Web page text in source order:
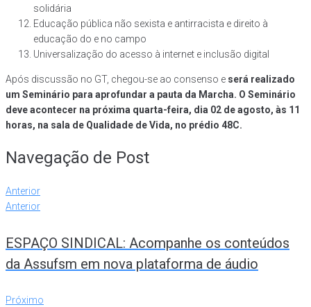
solidária
Educação pública não sexista e antirracista e direito à
educação do e no campo
Universalização do acesso à internet e inclusão digital
Após discussão no GT, chegou-se ao consenso e será realizado
um Seminário para aprofundar a pauta da Marcha. O Seminário
deve acontecer na próxima quarta-feira, dia 02 de agosto, às 11
horas, na sala de Qualidade de Vida, no prédio 48C.
Navegação de Post
Anterior
Anterior
ESPAÇO SINDICAL: Acompanhe os conteúdos
da Assufsm em nova plataforma de áudio
Próximo